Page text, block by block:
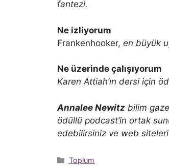
fantezi.
Ne izliyorum
Frankenhooker, en büyük
Ne üzerinde çalışıyorum
Karen Attiah’ın dersi için
Annalee Newitz bilim
ödüllü podcast’in ortak
edebilirsiniz ve web
Kategoriler
Toplum